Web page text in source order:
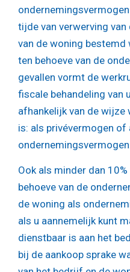
tijde van verwerving
van de woning
ten behoeve van de
gevallen vormt de
fiscale behandeling van
afhankelijk van de
is: als privévermogen of
Ook als minder dan
behoeve van de
de woning als
als u aannemelijk kunt
dienstbaar is aan het
bij de aankoop sprake